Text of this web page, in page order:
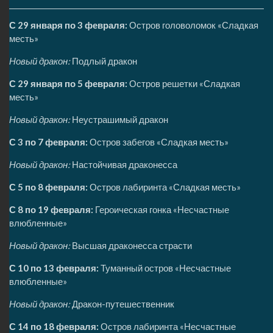
С 29 января по 3 февраля: Остров головоломок «Сладкая
месть»
Новый дракон:Подлый дракон
С 29 января по 5 февраля: Остров решетки «Сладкая
месть»
Новый дракон:Неустрашимый дракон
С 3 по 7 февраля: Остров забегов «Сладкая месть»
Новый дракон:Настойчивая драконесса
С 5 по 8 февраля: Остров лабиринта «Сладкая месть»
С 8 по 19 февраля: Героическая гонка «Несчастные
влюбленные»
Новый дракон:Высшая драконесса страсти
С 10 по 13 февраля: Туманный остров «Несчастные
влюбленные»
Новый дракон:Дракон-путешественник
С 14 по 18 февраля: Остров лабиринта «Несчастные